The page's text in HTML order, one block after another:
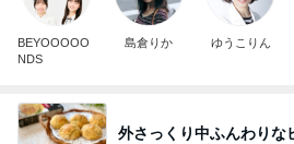
BEYOOOOO
NDS
島倉りか ゆうこりん
外さっくり中ふんわりな